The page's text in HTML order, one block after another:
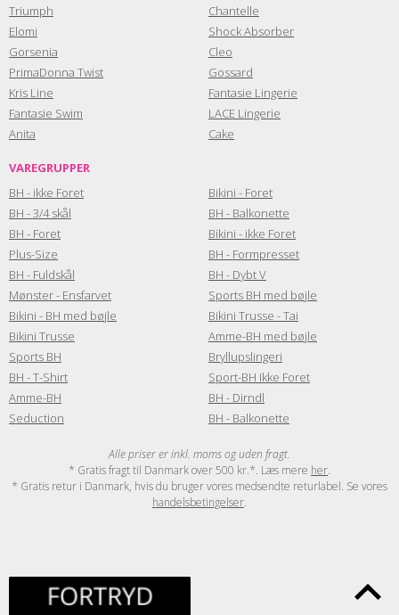
Triumph
Elomi
Gorsenia
PrimaDonna Twist
Kris Line
Fantasie Swim
Anita
Chantelle
Shock Absorber
Cleo
Gossard
Fantasie Lingerie
LACE Lingerie
Cake
VAREGRUPPER
BH - ikke Foret
BH - 3/4 skål
BH - Foret
Plus-Size
BH - Fuldskål
Mønster - Ensfarvet
Bikini - BH med bøjle
Bikini Trusse
Sports BH
BH - T-Shirt
Amme-BH
Seduction
Bikini - Foret
BH - Balkonette
Bikini - ikke Foret
BH - Formpresset
BH - Dybt V
Sports BH med bøjle
Bikini Trusse - Tai
Amme-BH med bøjle
Bryllupslingeri
Sport-BH Ikke Foret
BH - Dirndl
BH - Balkonette
Alle priser er inkl. moms og uden fragt.
* Gratis fragt til Danmark over 500 kr.*. Læs mere her.
* Gratis retur i Danmark, hvis du bruger vores medsendte returlabel. Se vores
handelsbetingelser.